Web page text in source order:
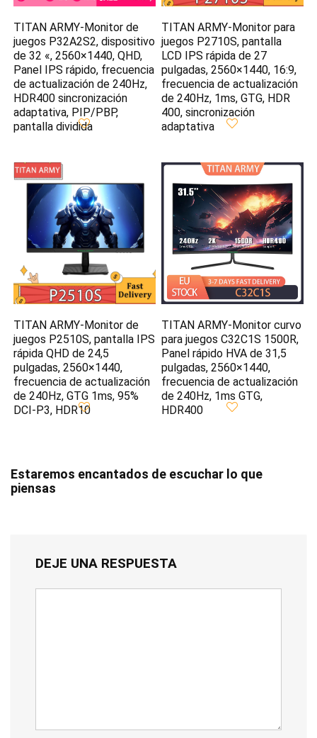
TITAN ARMY-Monitor de
juegos P32A2S2, dispositivo
de 32 «, 2560×1440, QHD,
Panel IPS rápido, frecuencia
de actualización de 240Hz,
HDR400 sincronización
adaptativa, PIP/PBP,
pantalla dividida
TITAN ARMY-Monitor para
juegos P2710S, pantalla
LCD IPS rápida de 27
pulgadas, 2560×1440, 16:9,
frecuencia de actualización
de 240Hz, 1ms, GTG, HDR
400, sincronización
adaptativa
TITAN ARMY-Monitor de
juegos P2510S, pantalla IPS
rápida QHD de 24,5
pulgadas, 2560×1440,
frecuencia de actualización
de 240Hz, GTG 1ms, 95%
DCI-P3, HDR10
TITAN ARMY-Monitor curvo
para juegos C32C1S 1500R,
Panel rápido HVA de 31,5
pulgadas, 2560×1440,
frecuencia de actualización
de 240Hz, 1ms GTG,
HDR400
Estaremos encantados de escuchar lo que
piensas
DEJE UNA RESPUESTA